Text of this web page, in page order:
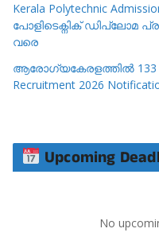
Kerala Polytechnic
പോളിടെക്നിക് ഡിപ്ലോമ
വരെ
ആരോഗ്യകേരളത്തിൽ 133
Recruitment 2026
Upcoming
No